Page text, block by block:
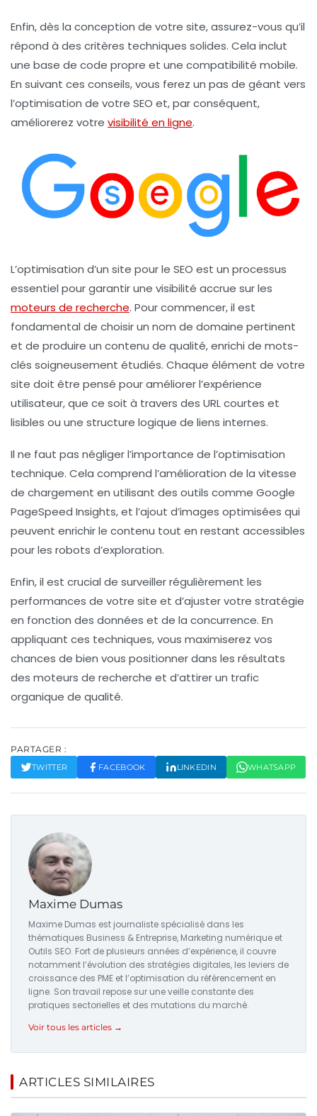
Enfin, dès la conception de votre site, assurez-vous qu’il
répond à des critères techniques solides. Cela inclut
une base de code propre et une compatibilité mobile.
En suivant ces conseils, vous ferez un pas de géant vers
l’optimisation de votre SEO et, par conséquent,
améliorerez votre visibilité en ligne.
L’optimisation d’un site pour le SEO est un processus
essentiel pour garantir une visibilité accrue sur les
moteurs de recherche. Pour commencer, il est
fondamental de choisir un nom de domaine pertinent
et de produire un contenu de qualité, enrichi de mots-
clés soigneusement étudiés. Chaque élément de votre
site doit être pensé pour améliorer l’expérience
utilisateur, que ce soit à travers des URL courtes et
lisibles ou une structure logique de liens internes.
Il ne faut pas négliger l’importance de l’optimisation
technique. Cela comprend l’amélioration de la vitesse
de chargement en utilisant des outils comme Google
PageSpeed Insights, et l’ajout d’images optimisées qui
peuvent enrichir le contenu tout en restant accessibles
pour les robots d’exploration.
Enfin, il est crucial de surveiller régulièrement les
performances de votre site et d’ajuster votre stratégie
en fonction des données et de la concurrence. En
appliquant ces techniques, vous maximiserez vos
chances de bien vous positionner dans les résultats
des moteurs de recherche et d’attirer un trafic
organique de qualité.
PARTAGER :
TWITTER FACEBOOK LINKEDIN WHATSAPP
Maxime Dumas
Maxime Dumas est journaliste spécialisé dans les
thématiques Business & Entreprise, Marketing numérique et
Outils SEO. Fort de plusieurs années d’expérience, il couvre
notamment l’évolution des stratégies digitales, les leviers de
croissance des PME et l’optimisation du référencement en
ligne. Son travail repose sur une veille constante des
pratiques sectorielles et des mutations du marché.
Voir tous les articles →
ARTICLES SIMILAIRES